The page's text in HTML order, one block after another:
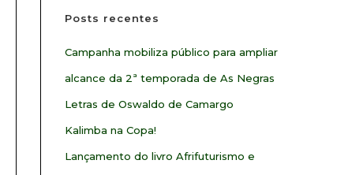
Posts recentes
Campanha mobiliza público para ampliar
alcance da 2ª temporada de As Negras
Letras de Oswaldo de Camargo
Kalimba na Copa!
Lançamento do livro Afrifuturismo e